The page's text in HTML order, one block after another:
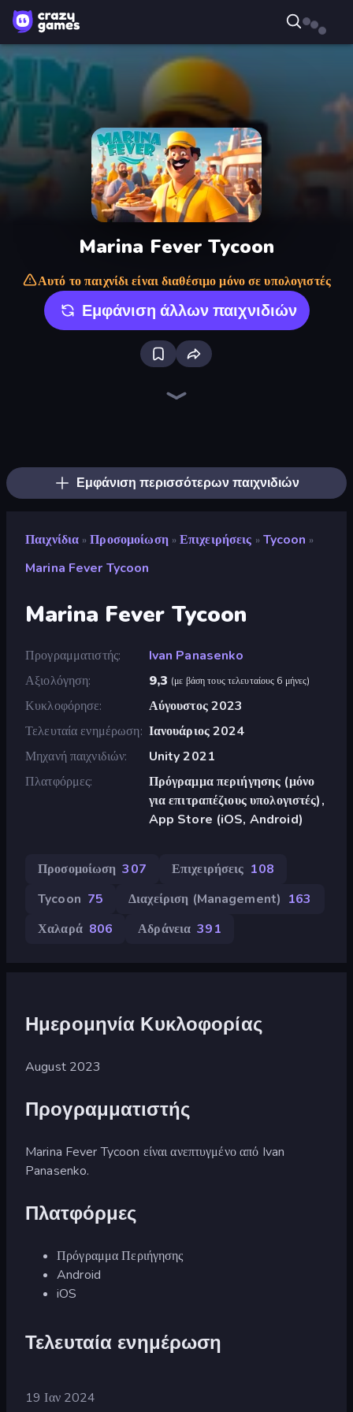
Marina Fever Tycoon
Αυτό το παιχνίδι είναι διαθέσιμο μόνο σε υπολογιστές
Εμφάνιση άλλων παιχνιδιών
Εμφάνιση περισσότερων παιχνιδιών
Παιχνίδια » Προσομοίωση » Επιχειρήσεις » Tycoon »
Marina Fever Tycoon
Marina Fever Tycoon
Προγραμματιστής
Ivan Panasenko
Αξιολόγηση
9,3 (με βάση τους τελευταίους 6 μήνες)
Κυκλοφόρησε
Αύγουστος 2023
Τελευταία ενημέρωση Ιανουάριος 2024
Μηχανή παιχνιδιών
Unity 2021
Πλατφόρμες
Πρόγραμμα περιήγησης (μόνο
για επιτραπέζιους υπολογιστές),
App Store (iOS, Android)
Προσομοίωση 307 Επιχειρήσεις 108
Tycoon 75 Διαχείριση (Management) 163
Χαλαρά 806 Αδράνεια 391
Ημερομηνία Κυκλοφορίας
August 2023
Προγραμματιστής
Marina Fever Tycoon είναι ανεπτυγμένο από Ivan
Panasenko.
Πλατφόρμες
Πρόγραμμα Περιήγησης
Android
iOS
Τελευταία ενημέρωση
19 Ιαν 2024